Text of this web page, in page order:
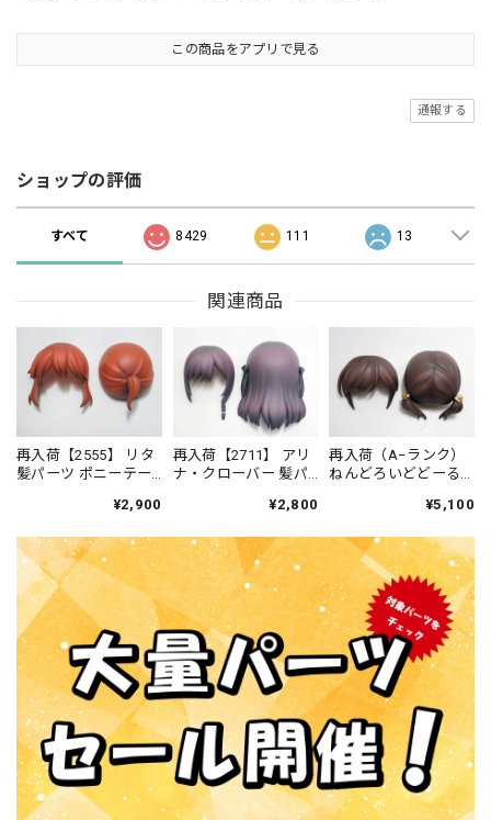
この商品をアプリで見る
通報する
ショップの評価
すべて 8429 111 13
関連商品
再入荷【2555】 リタ
髪パーツ ポニーテー
¥2,900
再入荷【2711】 アリ
ナ・クローバー 髪パ
ろいどべーしっく¥2,800
再入荷（A−ランク）
ねんどろいどどーる
レッティ 髪パーツ お
¥5,100